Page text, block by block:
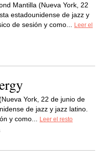
Mantilla (Nueva York, 22
estadounidense de jazz y
de sesión y como...
Leer el
York, 22 de junio de
de jazz y jazz latino.
y como...
Leer el resto